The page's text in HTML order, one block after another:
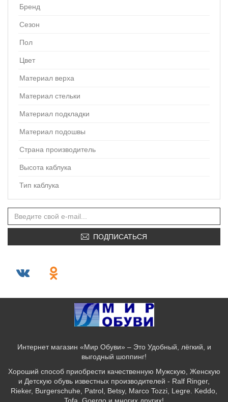
Бренд
Сезон
Пол
Цвет
Материал верха
Материал стельки
Материал подкладки
Материал подошвы
Страна производитель
Высота каблука
Тип каблука
ПОДПИСАТЬСЯ
Интернет магазин «Мир Обуви» – Это Удобный, лёгкий, и
выгодный шоппинг!
Хороший способ приобрести качественную Мужскую, Женскую
и Детскую обувь известных производителей - Ralf Ringer,
Rieker, Burgerschuhe, Patrol, Betsy, Marco Tozzi, Legre. Keddo,